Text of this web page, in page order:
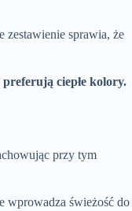
zestawienie sprawia, że
ciepłe kolory.
przy tym
wprowadza świeżość do